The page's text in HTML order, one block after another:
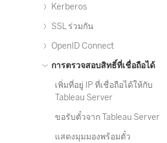
Kerberos
SSL ร่วมกัน
OpenID Connect
การตรวจสอบสิทธิ์ที่เชื่อถือได้
เพิ่มที่อยู่ IP ที่เชื่อถือได้ให้กับ
Tableau Server
ขอรับตั๋วจาก Tableau Server
แสดงมุมมองพร้อมตั๋ว